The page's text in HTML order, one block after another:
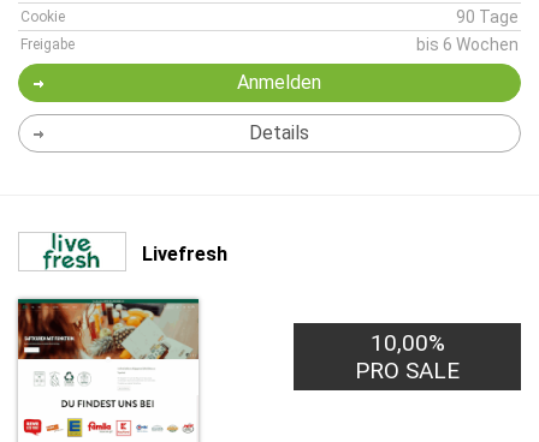
Cookie 90 Tage
Freigabe bis 6 Wochen
Anmelden
Details
Livefresh
10,00%
PRO SALE